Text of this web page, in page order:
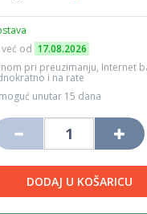
od 17.08.2026
pri preuzimanju, Internet
i na rate
unutar 15 dana
DODAJ U KOŠARICU